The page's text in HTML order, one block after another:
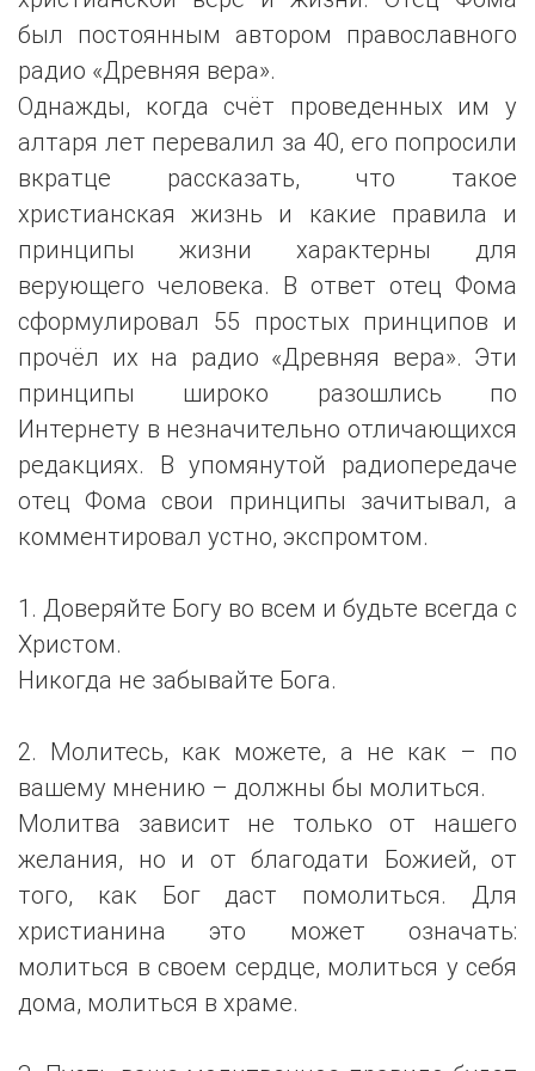
был постоянным автором православного
радио «Древняя вера».
Однажды, когда счёт проведенных им у
алтаря лет перевалил за 40, его попросили
вкратце рассказать, что такое
христианская жизнь и какие правила и
принципы жизни характерны для
верующего человека. В ответ отец Фома
сформулировал 55 простых принципов и
прочёл их на радио «Древняя вера». Эти
принципы широко разошлись по
Интернету в незначительно отличающихся
редакциях. В упомянутой радиопередаче
отец Фома свои принципы зачитывал, а
комментировал устно, экспромтом.
1. Доверяйте Богу во всем и будьте всегда с
Христом.
Никогда не забывайте Бога.
2. Молитесь, как можете, а не как – по
вашему мнению – должны бы молиться.
Молитва зависит не только от нашего
желания, но и от благодати Божией, от
того, как Бог даст помолиться. Для
христианина это может означать:
молиться в своем сердце, молиться у себя
дома, молиться в храме.